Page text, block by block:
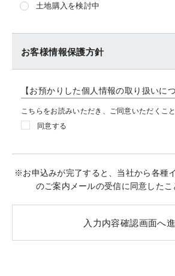
土地購入を検討中
お客様情報保護方針
【お預かりした個人情報の取り扱いに
こちらをお読みいただき、ご同意いただくこ
同意する
※お申込みが完了すると、当社から各種
のご案内メールの受信に同意したこ